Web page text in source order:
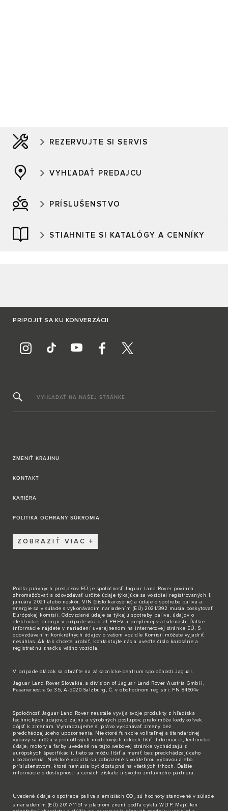
REZERVUJTE SI SERVIS
VYHĽADAŤ PREDAJCU
PRÍSLUŠENSTVO
STIAHNITE SI KATALÓGY A CENNÍKY
PRIPOJIŤ SA KU KONVERZÁCII
VYHĽADAŤ NA NAŠEJ STRÁNKE
ZMENIŤ KRAJINU
KONTAKT
KARIÉRA
POLITIKA OCHRANY SÚKROMIA
ZOBRAZIŤ VIAC
Podľa právnych predpisov EÚ je spoločnosť Jaguar Land Rover povinná
zhromažďovať a odovzdávať určité údaje týkajúce sa vozidiel registrovaných 1.
januára 2021 alebo neskôr. VIN (číslo karosérie) a údaje o spotrebe paliva a
energie sa v súlade s vykonávacím nariadením (EÚ) 2021/392 musia poskytovať
Európskej komisii. Odovzdané údaje sa týkajú spotreby paliva, údajov o
elektrickej energii v prípade vozidiel PHEV a prejdenej vzdialenosti. Ďalšie
informácie nájdete v nariadení uverejnenom na internetovej stránke EÚ. S
odovzdávaním konkrétnych údajov o vašom vozidle Komisii môžete vyjadriť
nesúhlas. Ak tak chcete urobiť,
kontaktujte nás a uveďte číslo karosérie a
registračnú značku vášho vozidla.
V prípade otázok sa obráťte na zákaznícke centrum spoločnosti Jaguar.
Jaguar Land Rover Slovakia, a division of Jaguar Land Rover Austria GmbH,
Fasaneriestraße 35, A-5020 Salzburg, Č. v obchodnom registri: FN 84604v
Spoločnosť Jaguar Land Rover neustále vyvíja svoje produkty z hľadiska
technických údajov, dizajnu a výrobných postupov, preto môže kedykoľvek
dôjsť k zmenám. Vyhradzujeme si právo vykonávať zmeny bez
predchádzajúceho upozornenia. Niektoré funkcie voliteľnej a štandardnej
výbavy sa môžu v jednotlivých modelových rokoch líšiť. Informácie, technické
údaje, motory a farby uvedené na tejto webovej stránke vychádzajú z
európskych špecifikácií, tieto sa môžu líšiť a meniť bez predchádzajúceho
upozornenia. Niektoré vozidlá sú zobrazené s voliteľnou výbavou alebo
príslušenstvom, ktoré nemusia byť dostupné na všetkých trhoch. Ďalšie
informácie o dostupnosti a cenách získate u svojho zmluvného partnera.
Uvedené údaje o spotrebe paliva a emisiách CO2 sú hodnoty stanovené v súlade
s nariadením (EÚ) 2017/1151 v platnom znení podľa cyklu WLTP. Majú len